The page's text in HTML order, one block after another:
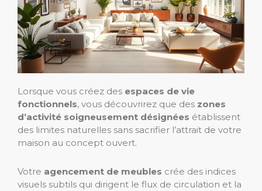
Lorsque vous créez des espaces de vie
fonctionnels, vous découvrirez que des zones
d’activité soigneusement désignées établissent
des limites naturelles sans sacrifier l’attrait de votre
maison au concept ouvert.
Votre agencement de meubles crée des indices
visuels subtils qui dirigent le flux de circulation et la